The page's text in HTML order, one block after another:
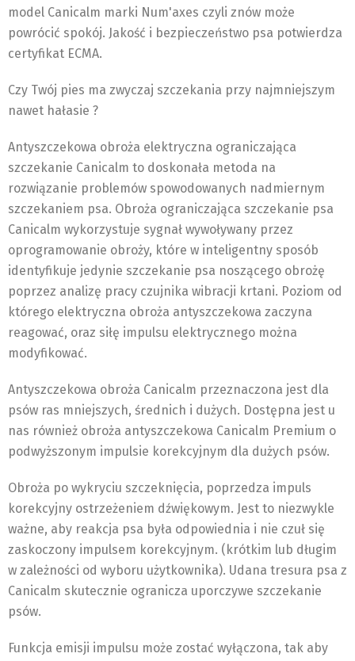
model Canicalm marki Num'axes czyli znów może
powrócić spokój. Jakość i bezpieczeństwo psa potwierdza
certyfikat ECMA.
Czy Twój pies ma zwyczaj szczekania przy najmniejszym
nawet hałasie ?
Antyszczekowa obroża elektryczna ograniczająca
szczekanie Canicalm to doskonała metoda na
rozwiązanie problemów spowodowanych nadmiernym
szczekaniem psa. Obroża ograniczająca szczekanie psa
Canicalm wykorzystuje sygnał wywoływany przez
oprogramowanie obroży, które w inteligentny sposób
identyfikuje jedynie szczekanie psa noszącego obrożę
poprzez analizę pracy czujnika wibracji krtani. Poziom od
którego elektryczna obroża antyszczekowa zaczyna
reagować, oraz siłę impulsu elektrycznego można
modyfikować.
Antyszczekowa obroża Canicalm przeznaczona jest dla
psów ras mniejszych, średnich i dużych. Dostępna jest u
nas również obroża antyszczekowa Canicalm Premium o
podwyższonym impulsie korekcyjnym dla dużych psów.
Obroża po wykryciu szczeknięcia, poprzedza impuls
korekcyjny ostrzeżeniem dźwiękowym. Jest to niezwykle
ważne, aby reakcja psa była odpowiednia i nie czuł się
zaskoczony impulsem korekcyjnym. (krótkim lub długim
w zależności od wyboru użytkownika). Udana tresura psa z
Canicalm skutecznie ogranicza uporczywe szczekanie
psów.
Funkcja emisji impulsu może zostać wyłączona, tak aby